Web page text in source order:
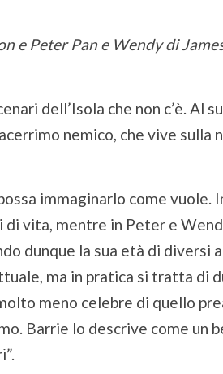
e Peter Pan e Wendy di
dell’Isola che non c’è. Al
nemico, che vive sulla
immaginarlo come vuole.
vita, mentre in Peter e
dunque la sua età di diversi
ma in pratica si tratta di
meno celebre di quello
Barrie lo descrive come un